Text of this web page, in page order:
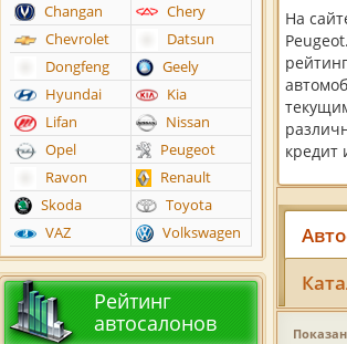
На
кредит
Changan
Chery
Chevrolet
Datsun
Dongfeng
Geely
Hyundai
Kia
Lifan
Nissan
Opel
Peugeot
Ravon
Renault
Skoda
Toyota
VAZ
Volkswagen
Рейтинг
автосалонов